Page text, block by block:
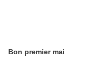
Bon premier mai